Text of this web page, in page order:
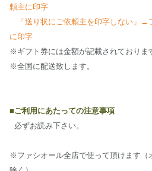
頼主に印字
「送り状にご依頼主を印字しない」→
に印字
※ギフト券には金額が記載されておりま
※全国に配送致します。
■ご利用にあたっての注意事項
必ずお読み下さい。
※ファシオール全店で使って頂けます（